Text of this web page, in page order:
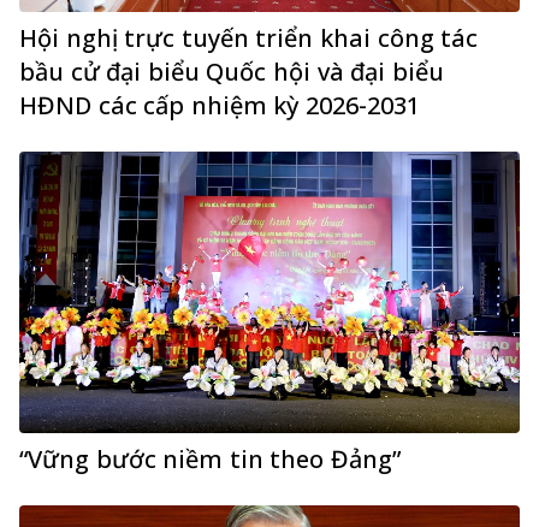
Hội nghị trực tuyến triển khai công tác
bầu cử đại biểu Quốc hội và đại biểu
HĐND các cấp nhiệm kỳ 2026-2031
“Vững bước niềm tin theo Đảng”